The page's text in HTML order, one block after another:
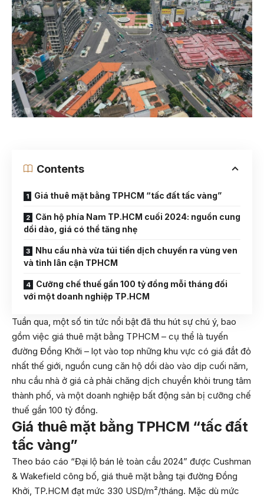
Contents
Giá thuê mặt bằng TPHCM “tấc đất tấc vàng”
Căn hộ phía Nam TP.HCM cuối 2024: nguồn cung
dồi dào, giá có thể tăng nhẹ
Nhu cầu nhà vừa túi tiền dịch chuyển ra vùng ven
và tỉnh lân cận TPHCM
Cưỡng chế thuế gần 100 tỷ đồng mỗi tháng đối
với một doanh nghiệp TP.HCM
Tuần qua, một số tin tức nổi bật đã thu hút sự chú ý, bao
gồm việc giá thuê mặt bằng TPHCM – cụ thể là tuyến
đường Đồng Khởi – lọt vào top những khu vực có giá đắt đỏ
nhất thế giới, nguồn cung căn hộ dồi dào vào dịp cuối năm,
nhu cầu nhà ở giá cả phải chăng dịch chuyển khỏi trung tâm
thành phố, và một doanh nghiệp bất động sản bị cưỡng chế
thuế gần 100 tỷ đồng.
Giá thuê mặt bằng TPHCM “tấc đất
tấc vàng”
Theo báo cáo “Đại lộ bán lẻ toàn cầu 2024” được Cushman
& Wakefield công bố, giá thuê mặt bằng tại đường Đồng
Khởi, TP.HCM đạt mức 330 USD/m²/tháng. Mặc dù mức